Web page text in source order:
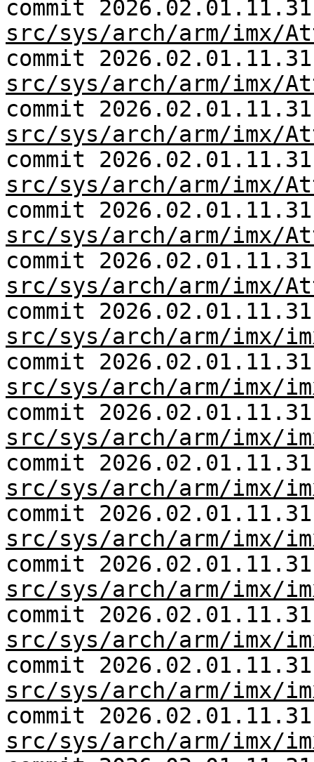
commit
src/sys/arch/arm/imx/
commit
src/sys/arch/arm/imx/
commit
src/sys/arch/arm/imx/
commit
src/sys/arch/arm/imx/
commit
src/sys/arch/arm/imx/
commit
src/sys/arch/arm/imx/
commit
src/sys/arch/arm/imx/
commit
src/sys/arch/arm/imx/
commit
src/sys/arch/arm/imx/
commit
src/sys/arch/arm/imx/
commit
src/sys/arch/arm/imx/
commit
src/sys/arch/arm/imx/
commit
src/sys/arch/arm/imx/
commit
src/sys/arch/arm/imx/
commit
src/sys/arch/arm/imx/